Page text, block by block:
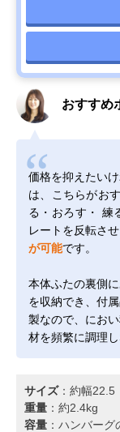
おすすめ
価格を抑えたい
は、こちらがお
る・おろす・ 練
レートを反転させ
が可能です。
本体ふたの裏側
を収納でき、付
製なので、にお
材を頻繁に調理
サイズ：約幅22.5
重量 ：約2.4kg
容量 ：ハンバー